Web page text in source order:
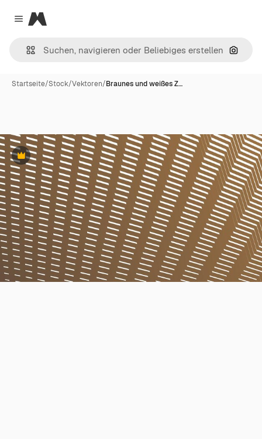
Close menu
Magnific
Nach
Startseite/Stock/Vektoren/Braunes und weißes Z…
Premium